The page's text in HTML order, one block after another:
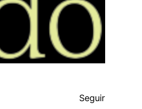
Seguir